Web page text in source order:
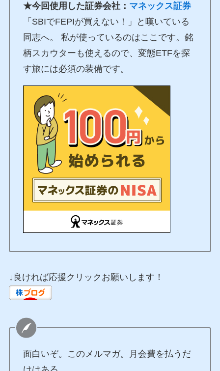
★今回使用した証券会社： マネックス証券
「SBIでFEPIが買えない！」と嘆いている
同志へ。 私が使っているのはここです。銘
柄スカウターも使えるので、変態ETFを探
す旅には必須の装備です。
↓良ければ応援クリックお願いします！
面白いぞ。このメルマガ。月会費を払うだ